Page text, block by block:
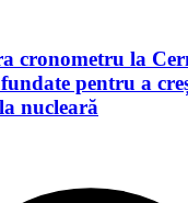
cronometru la
pentru a
nucleară